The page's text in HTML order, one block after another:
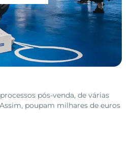
pós-venda, de várias
poupam milhares de euros